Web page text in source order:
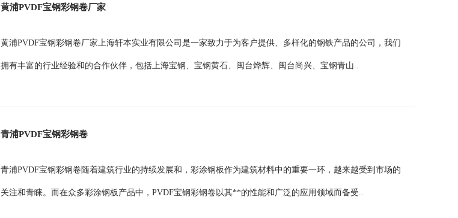
黄浦PVDF宝钢彩钢卷厂家
黄浦PVDF宝钢彩钢卷厂家上海轩本实业有限公司是一家致力于为客户提供、多样化的钢铁产品的公司，我们
拥有丰富的行业经验和的合作伙伴，包括上海宝钢、宝钢黄石、闽台烨辉、闽台尚兴、宝钢青山..
青浦PVDF宝钢彩钢卷
青浦PVDF宝钢彩钢卷随着建筑行业的持续发展和，彩涂钢板作为建筑材料中的重要一环，越来越受到市场的
关注和青睐。而在众多彩涂钢板产品中，PVDF宝钢彩钢卷以其**的性能和广泛的应用领域而备受..